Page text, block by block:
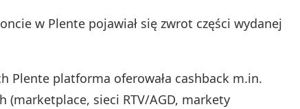
w Plente pojawiał się zwrot części wydanej
Plente platforma oferowała cashback m.in.
(marketplace, sieci RTV/AGD, markety